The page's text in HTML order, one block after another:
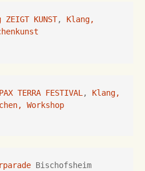
ZEIGT KUNST, Klang,
TERRA FESTIVAL , Klang,
Workshop